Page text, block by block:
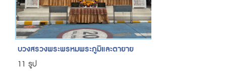
บวงสรวงพระพรหมพระภูมิและตายาย
11 รูป